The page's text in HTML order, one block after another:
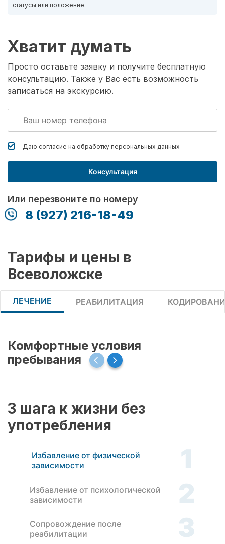
статусы или положение.
Хватит думать
Просто оставьте заявку и получите бесплатную
консультацию. Также у Вас есть возможность
записаться на экскурсию.
Даю согласие на обработку персональных данных
Консультация
Или перезвоните по номеру
8 (927) 216-18-49
Тарифы и цены в
Всеволожске
ЛЕЧЕНИЕ РЕАБИЛИТАЦИЯ
Комфортные условия
пребывания
3 шага к жизни без
употребления
Избавление от физической
зависимости
1
Избавление от психологической
зависимости
2
Сопровождение после
реабилитации
3